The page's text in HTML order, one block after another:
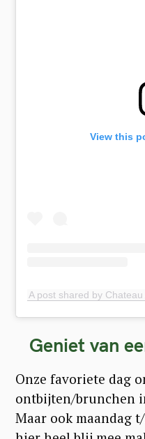
View this
Geniet van
Onze favoriete dag
ontbijten/brunchen
Maar ook maandag